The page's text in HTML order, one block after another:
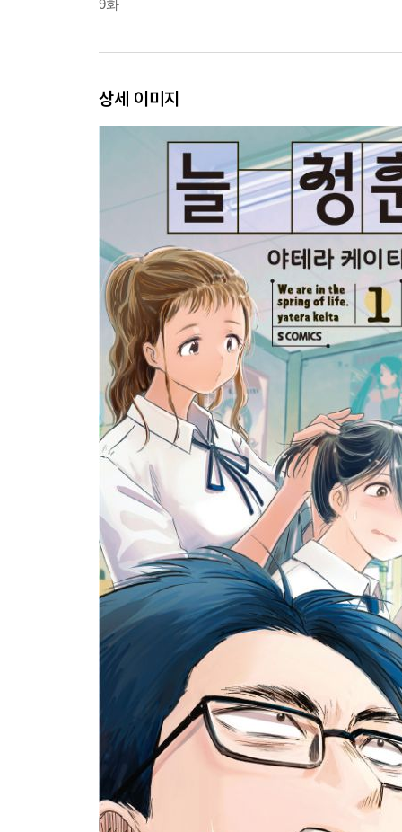
9화
상세 이미지